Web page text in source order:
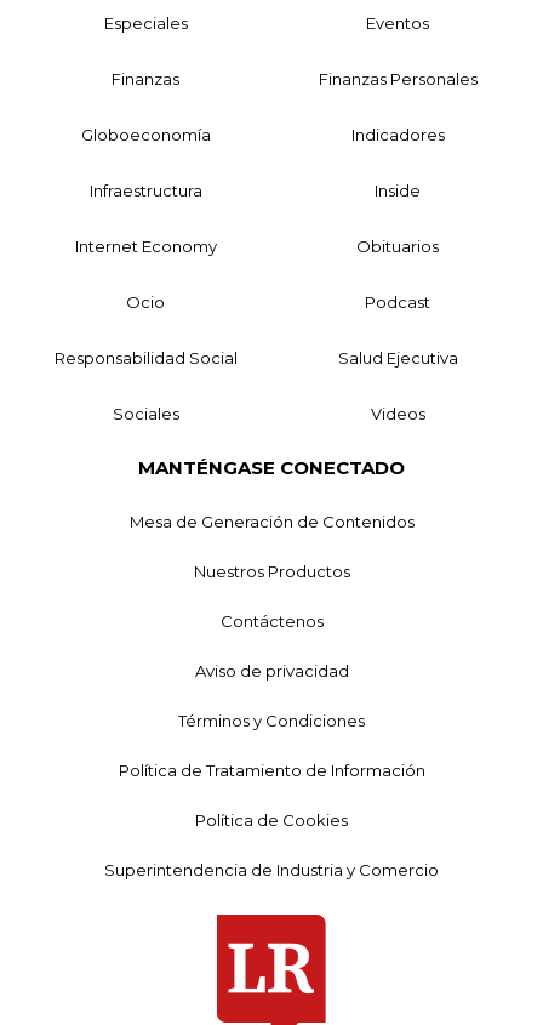
Especiales Eventos
Finanzas Finanzas Personales
Globoeconomía Indicadores
Infraestructura Inside
Internet Economy Obituarios
Ocio Podcast
Responsabilidad Social Salud Ejecutiva
Sociales Videos
MANTÉNGASE CONECTADO
Mesa de Generación de Contenidos
Nuestros Productos
Contáctenos
Aviso de privacidad
Términos y Condiciones
Política de Tratamiento de Información
Política de Cookies
Superintendencia de Industria y Comercio